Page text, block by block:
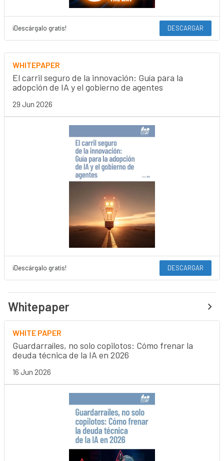
¡Descárgalo gratis! DESCARGAR
WHITEPAPER
El carril seguro de la innovación: Guía para la
adopción de IA y el gobierno de agentes
29 Jun 2026
¡Descárgalo gratis! DESCARGAR
Whitepaper
WHITE PAPER
Guardarraíles, no solo copilotos: Cómo frenar la
deuda técnica de la IA en 2026
16 Jun 2026